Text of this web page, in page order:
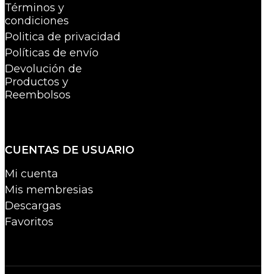
Términos y
condiciones
Politica de privacidad
Políticas de envío
Devolución de
Productos y
Reembolsos
CUENTAS DE USUARIO
Mi cuenta
Mis membresias
Descargas
Favoritos